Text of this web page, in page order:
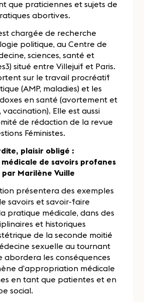
que praticiennes et sujets de
abortives.
chargée de recherche
politique, au Centre de
sciences, santé et
situé entre Villejuif et Paris.
sur le travail procréatif
(AMP, maladies) et les
en santé (avortement et
Elle est aussi
de rédaction de la revue
Féministes.
plaisir obligé :
de savoirs profanes
par Marilène Vuille
présentera des exemples
savoirs et savoir-faire
pratique médicale, dans des
et historiques
de la seconde moitié
sexuelle au tournant
abordera les conséquences
d’appropriation médicale
en tant que patientes et en
social.